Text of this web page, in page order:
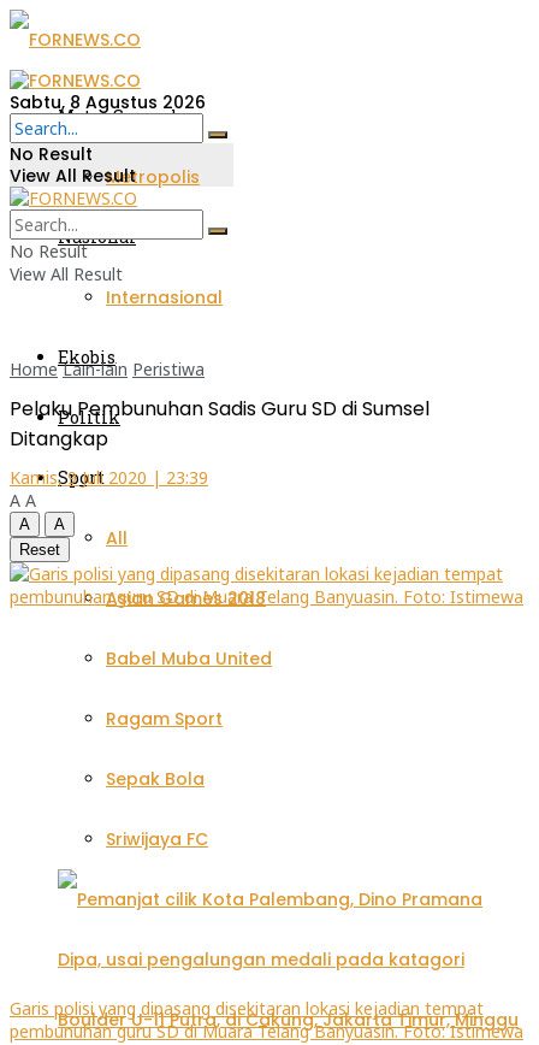
Metro Sumsel
Metropolis
Nasional
Internasional
Ekobis
Politik
Sport
All
Asian Games 2018
Babel Muba United
Ragam Sport
Sepak Bola
Sriwijaya FC
Sabtu, 8 Agustus 2026
No Result
View All Result
No Result
View All Result
Home Lain-lain Peristiwa
Pelaku Pembunuhan Sadis Guru SD di Sumsel
Ditangkap
Kamis, 9 Juli 2020 | 23:39
A A
A
A
Reset
Garis polisi yang dipasang disekitaran lokasi kejadian tempat
pembunuhan guru SD di Muara Telang Banyuasin. Foto: Istimewa